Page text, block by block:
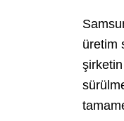
üretim